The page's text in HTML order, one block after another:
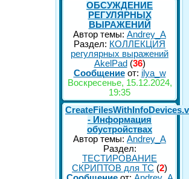
ОБСУЖДЕНИЕ
РЕГУЛЯРНЫХ
ВЫРАЖЕНИЙ
Автор темы: Andrey_A
Раздел: КОЛЛЕКЦИЯ
регулярных выражений
AkelPad (36)
Сообщениеот: ilya_w
Воскресенье, 15.12.2024,
19:35
- Информация
обустройствах
Автор темы: Andrey_A
Раздел:
ТЕСТИРОВАНИЕ
СКРИПТОВ для TC (2)